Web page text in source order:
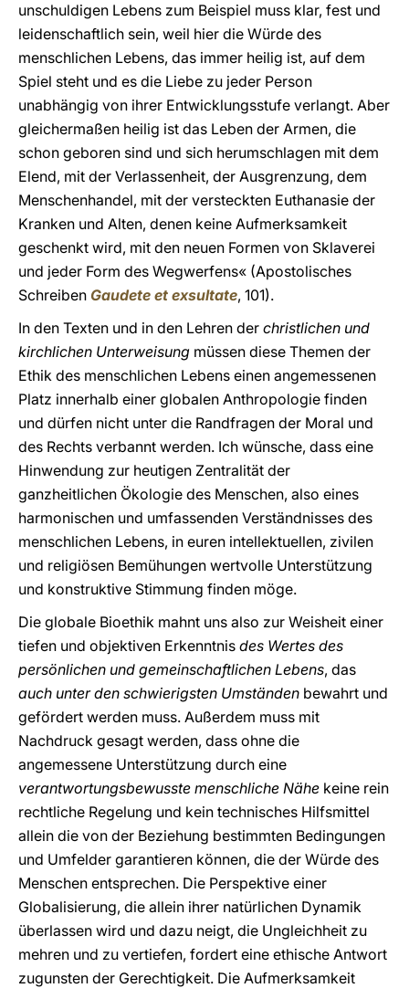
unschuldigen Lebens zum Beispiel muss klar, fest und
leidenschaftlich sein, weil hier die Würde des
menschlichen Lebens, das immer heilig ist, auf dem
Spiel steht und es die Liebe zu jeder Person
unabhängig von ihrer Entwicklungsstufe verlangt. Aber
gleichermaßen heilig ist das Leben der Armen, die
schon geboren sind und sich herumschlagen mit dem
Elend, mit der Verlassenheit, der Ausgrenzung, dem
Menschenhandel, mit der versteckten Euthanasie der
Kranken und Alten, denen keine Aufmerksamkeit
geschenkt wird, mit den neuen Formen von Sklaverei
und jeder Form des Wegwerfens« (Apostolisches
Schreiben Gaudete et exsultate, 101).
In den Texten und in den Lehren der christlichen und
kirchlichen Unterweisung müssen diese Themen der
Ethik des menschlichen Lebens einen angemessenen
Platz innerhalb einer globalen Anthropologie finden
und dürfen nicht unter die Randfragen der Moral und
des Rechts verbannt werden. Ich wünsche, dass eine
Hinwendung zur heutigen Zentralität der
ganzheitlichen Ökologie des Menschen, also eines
harmonischen und umfassenden Verständnisses des
menschlichen Lebens, in euren intellektuellen, zivilen
und religiösen Bemühungen wertvolle Unterstützung
und konstruktive Stimmung finden möge.
Die globale Bioethik mahnt uns also zur Weisheit einer
tiefen und objektiven Erkenntnis des Wertes des
persönlichen und gemeinschaftlichen Lebens, das
auch unter den schwierigsten Umständen bewahrt und
gefördert werden muss. Außerdem muss mit
Nachdruck gesagt werden, dass ohne die
angemessene Unterstützung durch eine
verantwortungsbewusste menschliche Nähe keine rein
rechtliche Regelung und kein technisches Hilfsmittel
allein die von der Beziehung bestimmten Bedingungen
und Umfelder garantieren können, die der Würde des
Menschen entsprechen. Die Perspektive einer
Globalisierung, die allein ihrer natürlichen Dynamik
überlassen wird und dazu neigt, die Ungleichheit zu
mehren und zu vertiefen, fordert eine ethische Antwort
zugunsten der Gerechtigkeit. Die Aufmerksamkeit